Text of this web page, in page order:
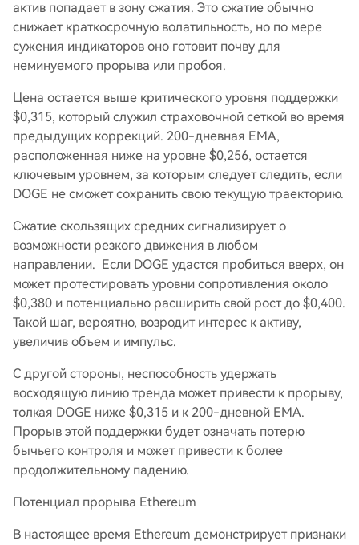
актив попадает в зону сжатия. Это сжатие обычно
снижает краткосрочную волатильность, но по мере
сужения индикаторов оно готовит почву для
неминуемого прорыва или пробоя.
Цена остается выше критического уровня поддержки
$0,315, который служил страховочной сеткой во время
предыдущих коррекций. 200-дневная EMA,
расположенная ниже на уровне $0,256, остается
ключевым уровнем, за которым следует следить, если
DOGE не сможет сохранить свою текущую траекторию.
Сжатие скользящих средних сигнализирует о
возможности резкого движения в любом
направлении. Если DOGE удастся пробиться вверх, он
может протестировать уровни сопротивления около
$0,380 и потенциально расширить свой рост до $0,400.
Такой шаг, вероятно, возродит интерес к активу,
увеличив объем и импульс.
С другой стороны, неспособность удержать
восходящую линию тренда может привести к прорыву,
толкая DOGE ниже $0,315 и к 200-дневной EMA.
Прорыв этой поддержки будет означать потерю
бычьего контроля и может привести к более
продолжительному падению.
Потенциал прорыва Ethereum
В настоящее время Ethereum демонстрирует признаки